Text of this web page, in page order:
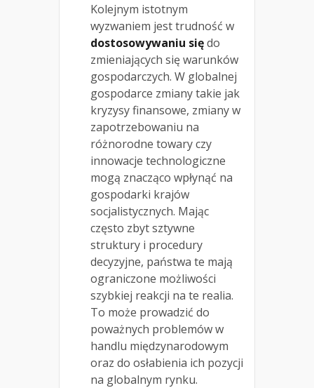
Kolejnym istotnym
wyzwaniem jest trudność w
dostosowywaniu siędo
zmieniających się warunków
gospodarczych. W globalnej
gospodarce zmiany takie jak
kryzysy finansowe, zmiany w
zapotrzebowaniu na
różnorodne towary czy
innowacje technologiczne
mogą znacząco wpłynąć na
gospodarki krajów
socjalistycznych. Mając
często zbyt sztywne
struktury i procedury
decyzyjne, państwa te mają
ograniczone możliwości
szybkiej reakcji na te realia.
To może prowadzić do
poważnych problemów w
handlu międzynarodowym
oraz do osłabienia ich pozycji
na globalnym rynku.